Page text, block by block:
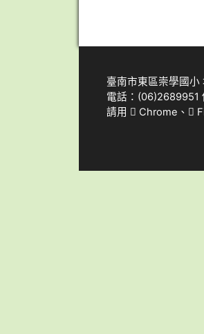
臺南市東區崇學國
電話：
請用
Chrome 、